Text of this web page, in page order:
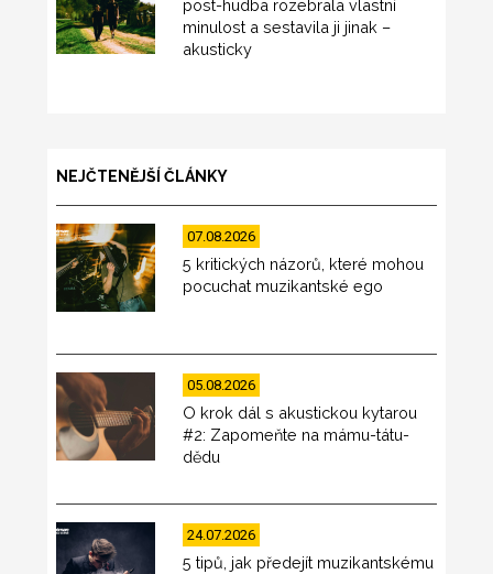
post-hudba rozebrala vlastní
minulost a sestavila ji jinak –
akusticky
NEJČTENĚJŠÍ ČLÁNKY
07.08.2026
5 kritických názorů, které mohou
pocuchat muzikantské ego
05.08.2026
O krok dál s akustickou kytarou
#2: Zapomeňte na mámu-tátu-
dědu
24.07.2026
5 tipů, jak předejít muzikantskému